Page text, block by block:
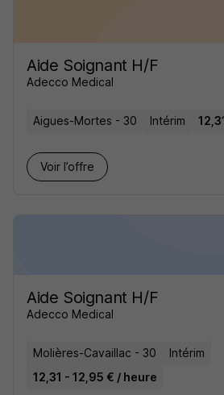
Aide Soignant H/F
Adecco Medical
Aigues-Mortes - 30 Intérim
Voir l’offre
Aide Soignant H/F
Adecco Medical
Molières-Cavaillac - 30
Intérim
12,31 - 12,95 € / heure